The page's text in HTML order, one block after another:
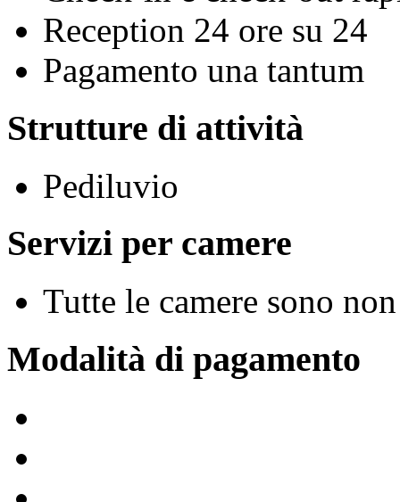
Reception 24 ore su 24
Pagamento una tantum
Strutture di attività
Pediluvio
Servizi per camere
Tutte le camere sono
Modalità di pagamento